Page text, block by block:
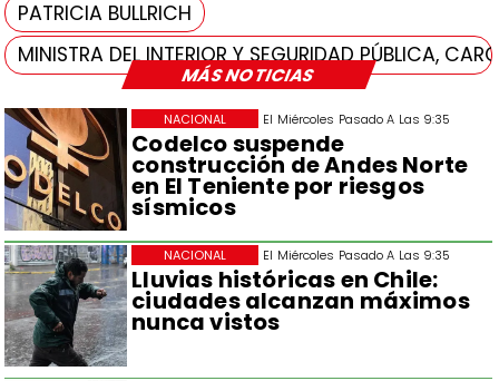
MÁS NOTICIAS
El Miércoles Pasado A Las 9:35
Codelco suspende
construcción de Andes Norte
en El Teniente por riesgos
sísmicos
NACIONAL
El Miércoles Pasado A Las 9:35
Lluvias históricas en Chile:
ciudades alcanzan máximos
nunca vistos
NACIONAL
PATRICIA BULLRICH
MINISTRA DEL INTERIOR Y SEGURIDAD PÚBLICA,